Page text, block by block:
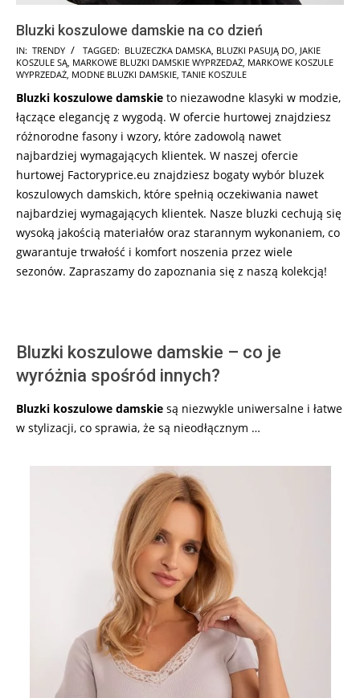
Bluzki koszulowe damskie na co dzień
2025-
10-
IN: TRENDY TAGGED: BLUZECZKA DAMSKA, BLUZKI PASUJĄ DO, JAKIE
KOSZULE SĄ, MARKOWE BLUZKI DAMSKIE WYPRZEDAŻ, MARKOWE KOSZULE
WYPRZEDAŻ, MODNE BLUZKI DAMSKIE, TANIE KOSZULE
Bluzki koszulowe damskie to niezawodne klasyki w modzie,
łączące elegancję z wygodą. W ofercie hurtowej znajdziesz
różnorodne fasony i wzory, które zadowolą nawet
najbardziej wymagających klientek. W naszej ofercie
hurtowej Factoryprice.eu znajdziesz bogaty wybór bluzek
koszulowych damskich, które spełnią oczekiwania nawet
najbardziej wymagających klientek. Nasze bluzki cechują się
wysoką jakością materiałów oraz starannym wykonaniem, co
gwarantuje trwałość i komfort noszenia przez wiele
sezonów. Zapraszamy do zapoznania się z naszą kolekcją!
Bluzki koszulowe damskie – co je
wyróżnia spośród innych?
Bluzki koszulowe damskie są niezwykle uniwersalne i łatwe
w stylizacji, co sprawia, że są nieodłącznym …